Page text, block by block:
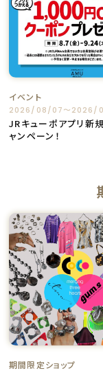
イベント
2026/08/07〜2026/
JRキューポアプリ新
ャンペーン！
期間限定ショップ